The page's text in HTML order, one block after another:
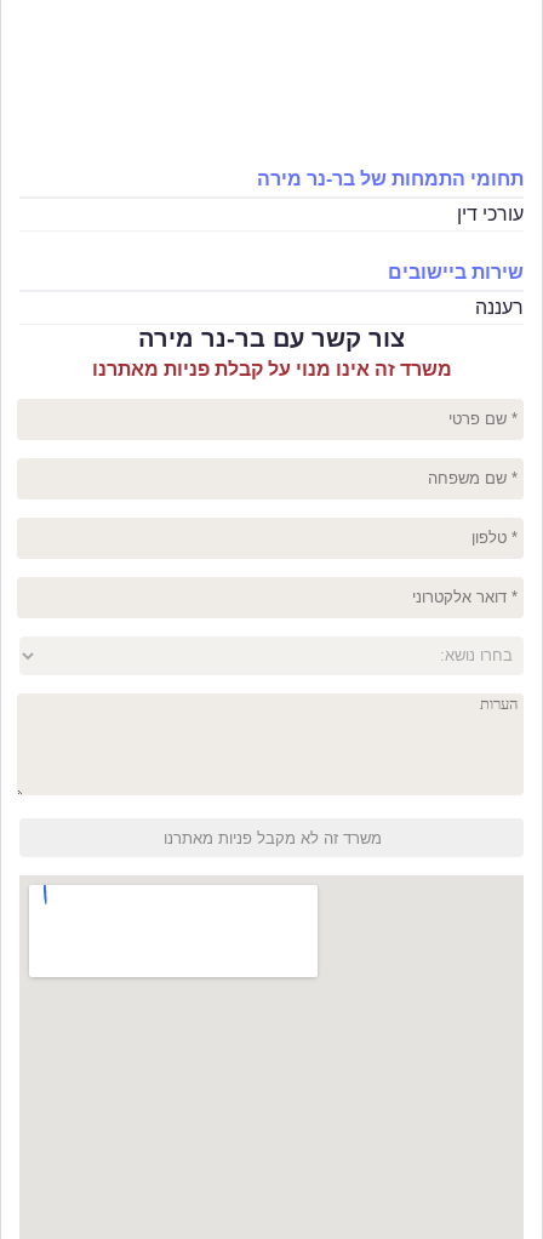
תחומי התמחות של בר-נר מירה
עורכי דין
שירות ביישובים
רעננה
צור קשר עם בר-נר מירה
משרד זה אינו מנוי על קבלת פניות מאתרנו